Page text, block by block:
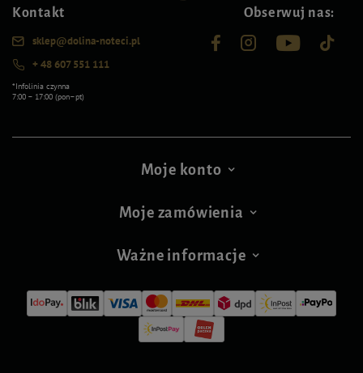
Kontakt
sklep@dolina-noteci.pl
+ 48 607 551 111
*Infolinia czynna
7:00 – 17:00 (pon–pt)
Obserwuj nas:
Moje konto
Moje zamówienia
Ważne informacje